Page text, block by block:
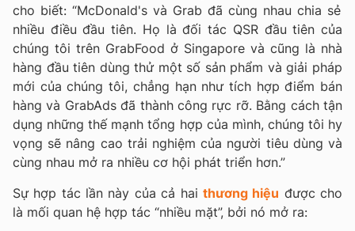
cho biết: “McDonald's và Grab đã cùng nhau chia sẻ
nhiều điều đầu tiên. Họ là đối tác QSR đầu tiên của
chúng tôi trên GrabFood ở Singapore và cũng là nhà
hàng đầu tiên dùng thử một số sản phẩm và giải pháp
mới của chúng tôi, chẳng hạn như tích hợp điểm bán
hàng và GrabAds đã thành công rực rỡ. Bằng cách tận
dụng những thế mạnh tổng hợp của mình, chúng tôi hy
vọng sẽ nâng cao trải nghiệm của người tiêu dùng và
cùng nhau mở ra nhiều cơ hội phát triển hơn.”
Sự hợp tác lần này của cả hai thương hiệu được cho
là mối quan hệ hợp tác “nhiều mặt”, bởi nó mở ra: